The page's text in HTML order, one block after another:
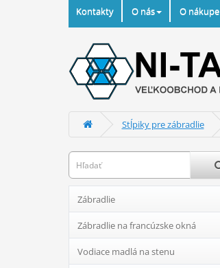
Kontakty O nás O nákupe
Stĺpiky pre zábradlie
Zábradlie
Zábradlie na francúzske okná
Vodiace madlá na stenu